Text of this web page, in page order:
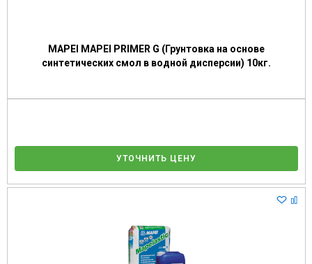
MAPEI MAPEI PRIMER G (Грунтовка на основе
синтетических смол в водной дисперсии) 10кг.
УТОЧНИТЬ ЦЕНУ